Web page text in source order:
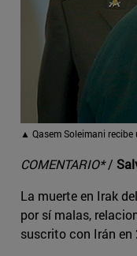
▲ Qasem Soleimani recibe
COMENTARIO*/
La muerte en Irak
por sí malas,
suscrito con Irán en